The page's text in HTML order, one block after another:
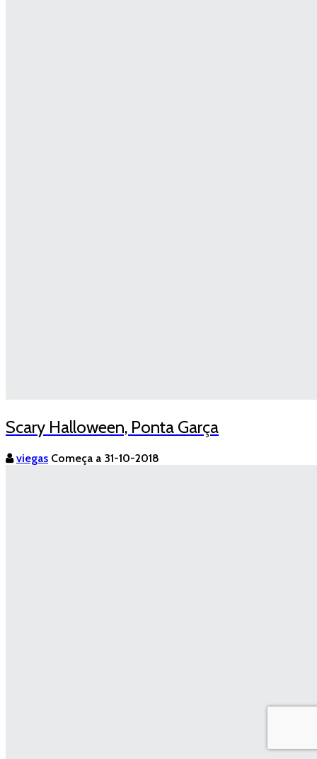
Scary Halloween, Ponta Garça
viegas Começa a 31-10-2018